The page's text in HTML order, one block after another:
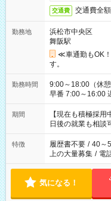
交通費 交通費全
勤務地
浜松市中央区
舞阪駅
≪車通勤もOK
す。
勤務時間
9:00～18:00（休憩60分） ■ご希望があれば
早番 7:00～16:00 遅番 10:00
い」 「余裕を持
たくない」 など、ご
の方へ 今ご覧のお
の勤務時間。 合
期間
【現在も積極採
日後の就業も相談
特徴 履歴書不要 / 40～
上の大量募集 / 電
気になる！